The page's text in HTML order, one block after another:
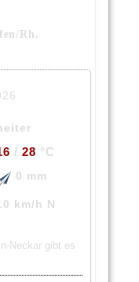
Rh.
/ 28 °C
0 mm
km/h N
Neckar gibt es